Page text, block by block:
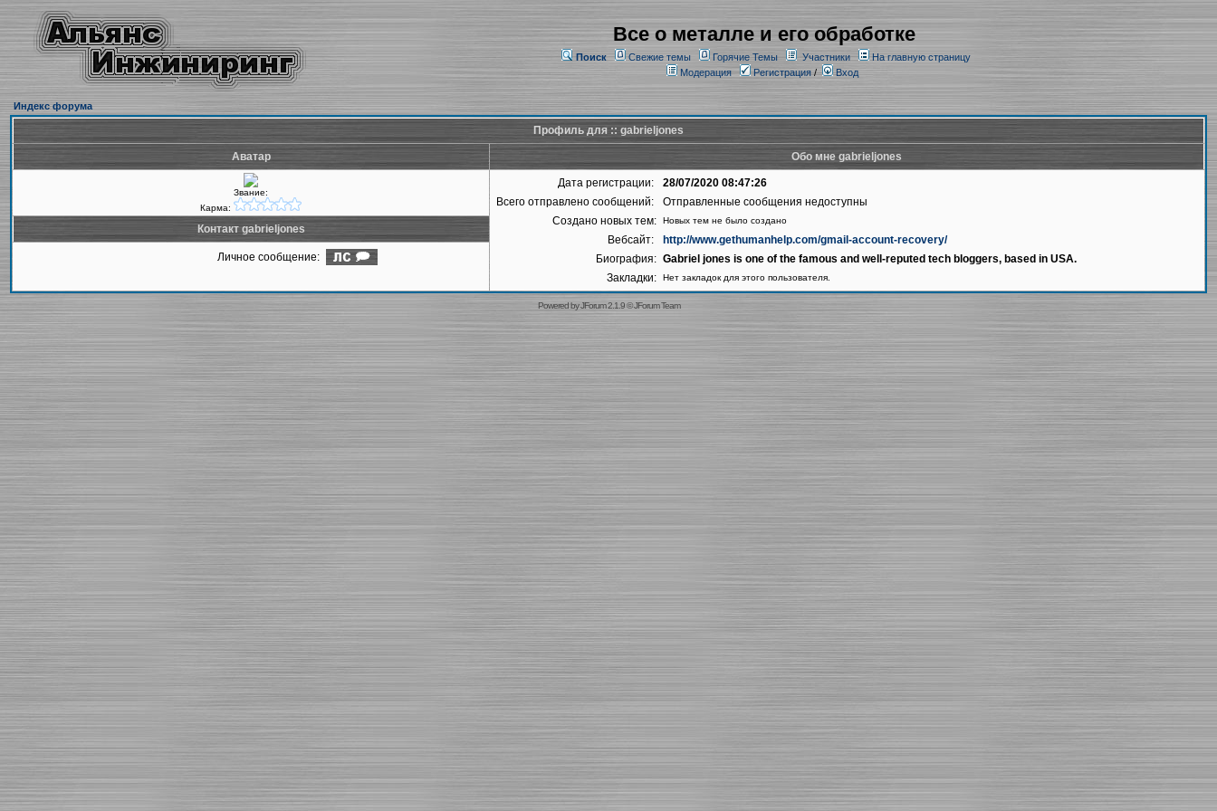
Все о металле и его обработке
Поиск Свежие темы Горячие Темы Участники
На главную страницу
Модерация
Регистрация/ Вход
Индекс форума
Профиль для :: gabrieljones
Аватар Обо мне gabrieljones
Звание:
Карма:
Дата регистрации:
28/07/2020 08:47:26
Всего отправлено сообщений:
Отправленные сообщения недоступны
Создано новых тем:
Новых тем не было создано
Вебсайт:
http://www.gethumanhelp.com/gmail-account-recovery/
Биография: Gabriel jones is one of the famous and well-reputed tech bloggers, based in USA.
Закладки:
Нет закладок для этого пользователя.
Контакт gabrieljones
Личное сообщение:
Powered byJForum 2.1.9©JForum Team